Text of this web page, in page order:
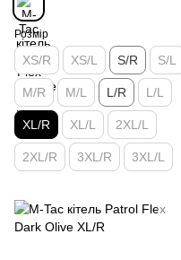
Розмір
XS/R XS/L S/R S/L
M/R M/L L/R L/L
XL/R XL/L 2XL/L
2XL/R 3XL/R 3XL/L